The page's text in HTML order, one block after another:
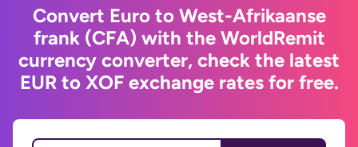
Convert Euro to West-Afrikaanse
frank (CFA) with the WorldRemit
currency converter, check the latest
EUR to XOF exchange rates for free.